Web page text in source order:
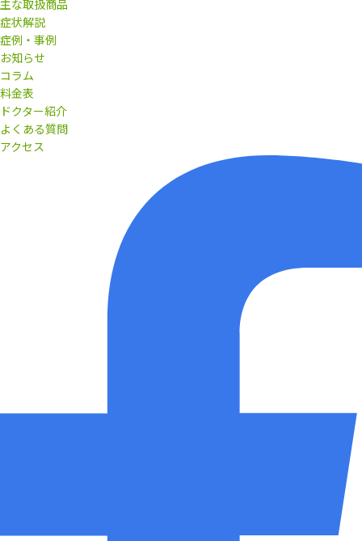
主な取扱商品
症状解説
症例・事例
お知らせ
コラム
料金表
ドクター紹介
よくある質問
アクセス